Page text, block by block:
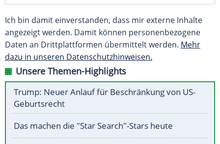
Ich bin damit einverstanden, dass mir externe Inhalte
angezeigt werden. Damit können personenbezogene
Daten an Drittplattformen übermittelt werden. Mehr
dazu in unseren Datenschutzhinweisen.
Unsere Themen-Highlights
Trump: Neuer Anlauf für Beschränkung von US-
Geburtsrecht
Das machen die "Star Search"-Stars heute